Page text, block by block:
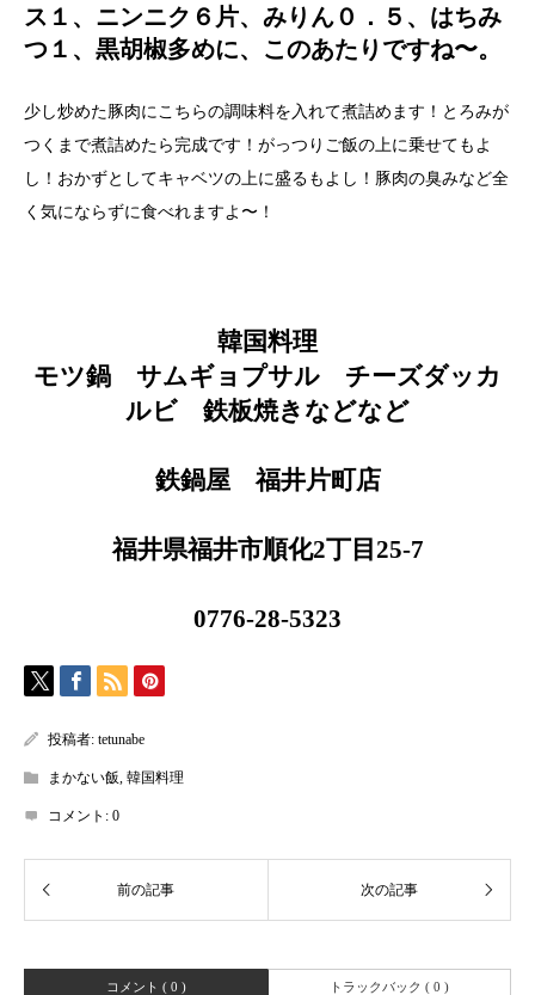
ス１、ニンニク６片、みりん０．５、はちみ
つ１、黒胡椒多めに、このあたりですね〜。
少し炒めた豚肉にこちらの調味料を入れて煮詰めます！とろみが
つくまで煮詰めたら完成です！がっつりご飯の上に乗せてもよ
し！おかずとしてキャベツの上に盛るもよし！豚肉の臭みなど全
く気にならずに食べれますよ〜！
韓国料理
モツ鍋 サムギョプサル チーズダッカ
ルビ 鉄板焼きなどなど
鉄鍋屋 福井片町店
福井県福井市順化2丁目25-7
0776-28-5323
投稿者: tetunabe
まかない飯 韓国料理
コメント: 0
コメント ( 0 ) トラックバック ( 0 )